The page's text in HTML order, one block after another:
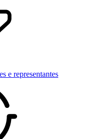
e representantes